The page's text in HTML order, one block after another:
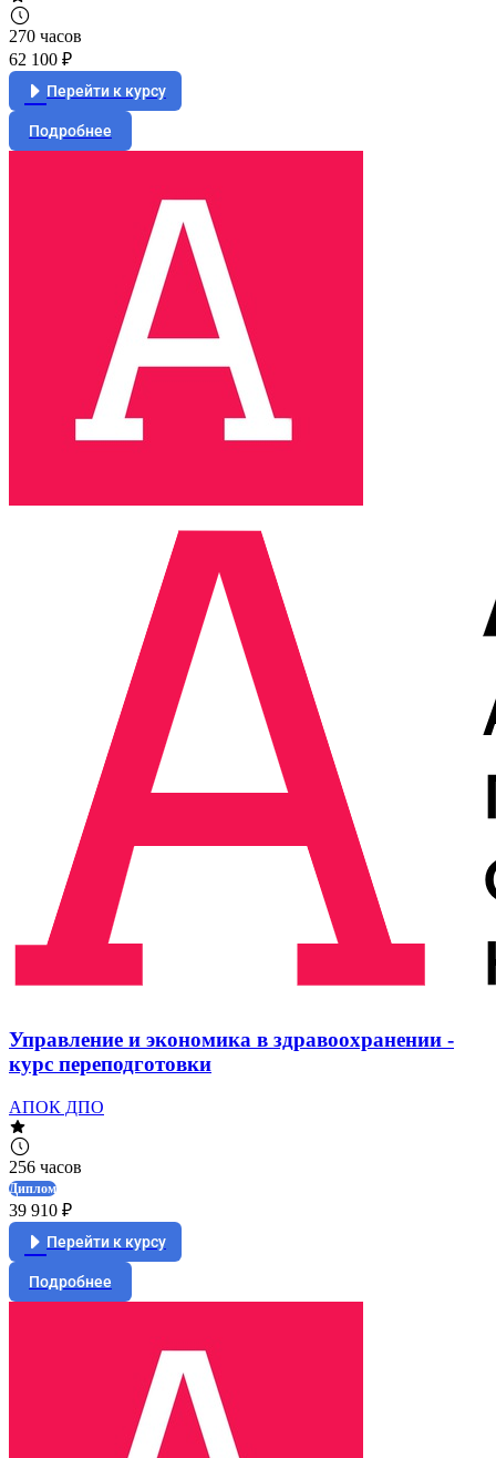
270 часов
62 100 ₽
Перейти к курсу
Подробнее
Управление и экономика в здравоохранении -
курс переподготовки
АПОК ДПО
256 часов
Диплом
39 910 ₽
Перейти к курсу
Подробнее